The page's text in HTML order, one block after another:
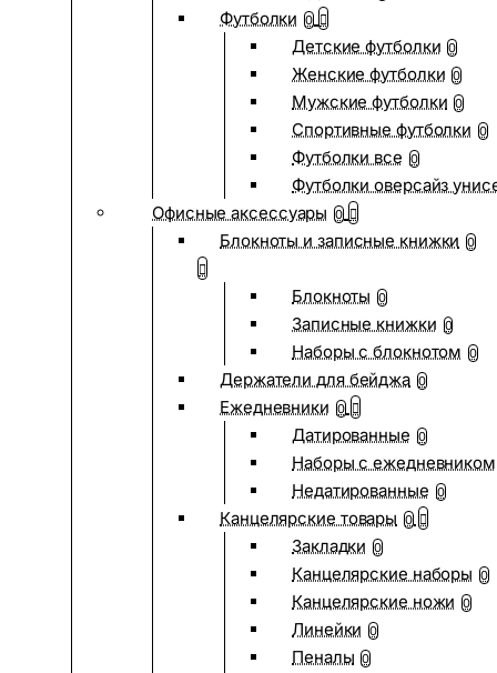
Футболки 0
Детские футболки 0
Женские футболки 0
Мужские футболки 0
Спортивные футболки 0
Футболки все 0
Футболки оверсайз
Офисные аксессуары 0
Блокноты и записные книжки 0
Блокноты 0
Записные книжки 0
Наборы с блокнотом 0
Держатели для бейджа 0
Ежедневники 0
Датированные 0
Наборы с ежедневником
Недатированные 0
Канцелярские товары 0
Закладки 0
Канцелярские наборы 0
Канцелярские ножи 0
Линейки 0
Пеналы 0